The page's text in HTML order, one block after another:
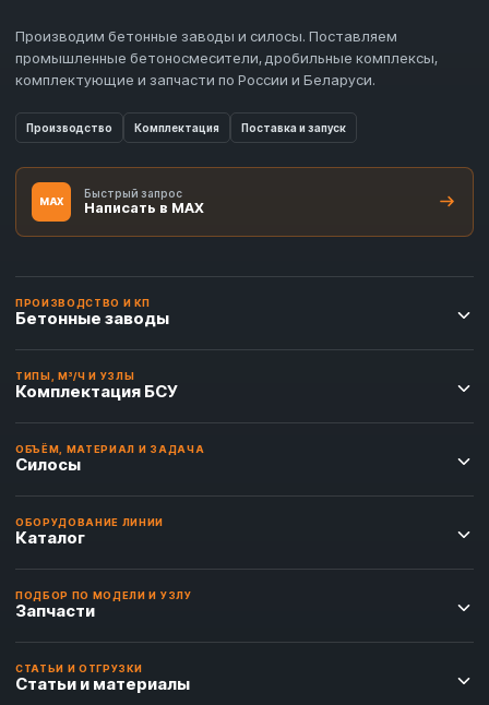
Производим бетонные заводы и силосы. Поставляем
промышленные бетоносмесители, дробильные комплексы,
комплектующие и запчасти по России и Беларуси.
Производство Комплектация Поставка и запуск
MAX
Быстрый запрос
Написать в MAX
ПРОИЗВОДСТВО И КП
Бетонные заводы
ТИПЫ, М³/Ч И УЗЛЫ
Комплектация БСУ
ОБЪЁМ, МАТЕРИАЛ И ЗАДАЧА
Силосы
ОБОРУДОВАНИЕ ЛИНИИ
Каталог
ПОДБОР ПО МОДЕЛИ И УЗЛУ
Запчасти
СТАТЬИ И ОТГРУЗКИ
Статьи и материалы